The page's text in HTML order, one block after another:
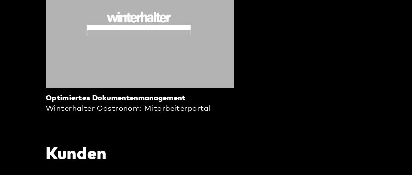
Optimiertes Dokumentenmanagement
Winterhalter Gastronom: Mitarbeiterportal
Kunden